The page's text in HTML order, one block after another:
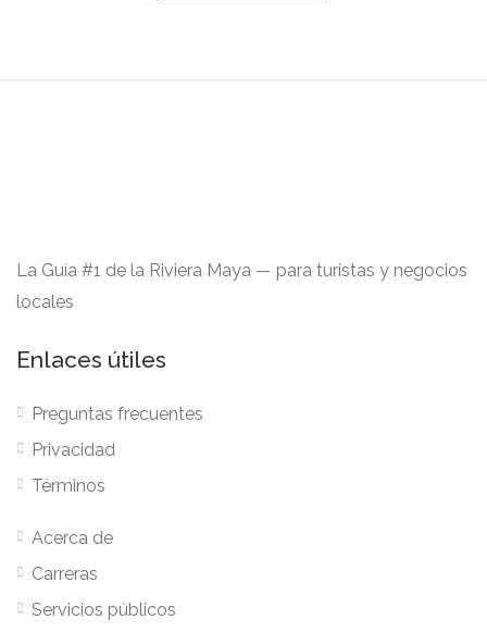
La Guía #1 de la Riviera Maya — para turistas y negocios
locales
Enlaces útiles
Preguntas frecuentes
Privacidad
Términos
Acerca de
Carreras
Servicios públicos